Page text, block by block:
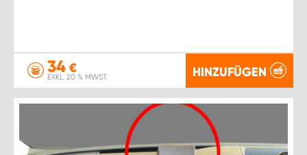
34 €
EXKL. 20 % MWST. HINZUFÜGEN